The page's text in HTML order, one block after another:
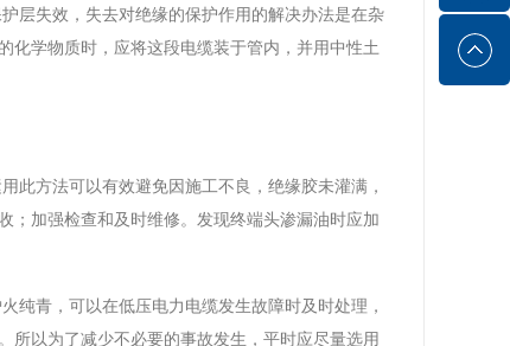
层失效，失去对绝缘的保护作用的解决办法是在杂
化学物质时，应将这段电缆装于管内，并用中性土
此方法可以有效避免因施工不良，绝缘胶未灌满，
；加强检查和及时维修。发现终端头渗漏油时应加
纯青，可以在低压电力电缆发生故障时及时处理，
所以为了减少不必要的事故发生，平时应尽量选用